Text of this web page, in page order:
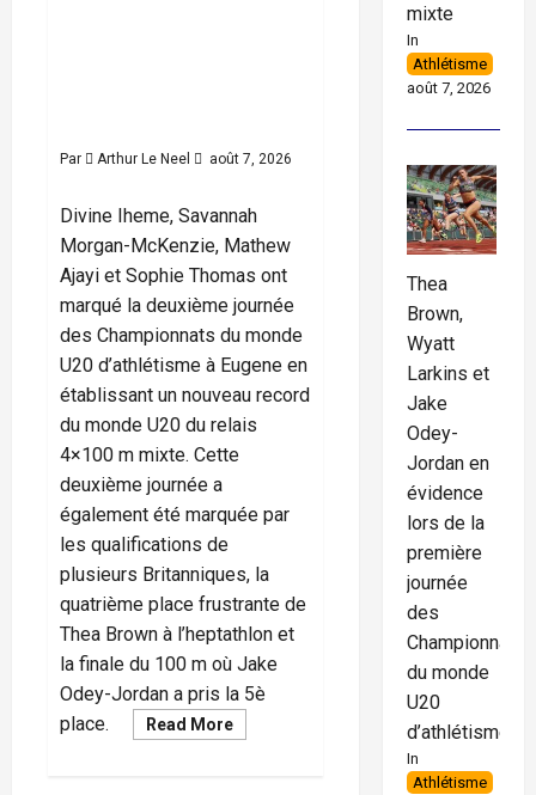
Par Arthur Le Neel août 7, 2026
5
minutes
read
Athlétisme
Divine Iheme, Savannah
Morgan-McKenzie, Mathew
Ajayi et Sophie Thomas ont
marqué la deuxième journée
des Championnats du monde
U20 d’athlétisme à Eugene en
établissant un nouveau record
du monde U20 du relais
4×100 m mixte. Cette
deuxième journée a
également été marquée par
les qualifications de
plusieurs Britanniques, la
quatrième place frustrante de
Thea Brown à l’heptathlon et
la finale du 100 m où Jake
Odey-Jordan a pris la 5è
place.
Read MoreRead
more
mixte
In
Athlétisme
août 7, 2026
Thea
Brown,
Wyatt
Larkins et
Jake
Odey-
Jordan en
évidence
lors de la
première
journée
des
Championnats
du monde
U20
d’athlétisme
In
Athlétisme